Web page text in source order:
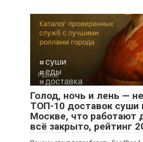
Разное
Голод, ночь и лень —
ТОП-10 доставок суши
Москве, что работают
всё закрыто, рейтинг